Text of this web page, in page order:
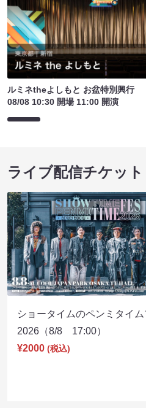
ルミネtheよしもと お盆特別興行
08/08 10:30 開場 11:00 開演
ライブ配信チケット
ショータイムのペンミタイム
2026（8/8 17:00）
¥2000 (税込)